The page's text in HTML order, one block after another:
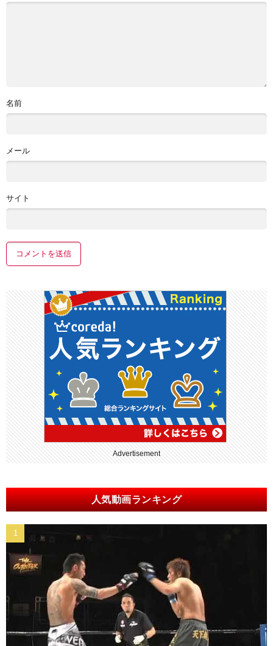
名前
メール
サイト
Advertisement
人気動画ランキング